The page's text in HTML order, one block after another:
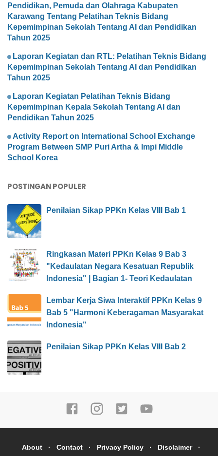
Pendidikan, Pemuda dan Olahraga Kabupaten
Karawang Tentang Pelatihan Teknis Bidang
Kepemimpinan Sekolah Tentang AI dan Pendidikan
Tahun 2025
Laporan Kegiatan dan RTL: Pelatihan Teknis Bidang
Kepemimpinan Sekolah Tentang AI dan Pendidikan
Tahun 2025
Laporan Kegiatan Pelatihan Teknis Bidang
Kepemimpinan Kepala Sekolah Tentang AI dan
Pendidikan Tahun 2025
Activity Report on International School Exchange
Program Between SMP Puri Artha & Impi Middle
School Korea
POSTINGAN POPULER
Penilaian Sikap PPKn Kelas VIII Bab 1
Ringkasan Materi PPKn Kelas 9 Bab 3
"Kedaulatan Negara Kesatuan Republik
Indonesia" | Bagian 1- Teori Kedaulatan
Lembar Kerja Siwa Interaktif PPKn Kelas 9
Bab 5 "Harmoni Keberagaman Masyarakat
Indonesia"
Penilaian Sikap PPKn Kelas VIII Bab 2
About Contact Privacy Policy Disclaimer